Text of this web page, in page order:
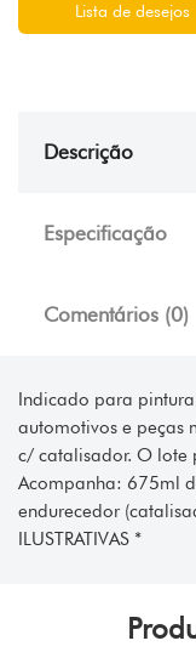
Lista de desejos
Descrição
Especificação
Comentários (0)
Indicado para
automotivos e peças
c/ catalisador. O lote
Acompanha: 675ml
endurecedor
ILUSTRATIVAS *